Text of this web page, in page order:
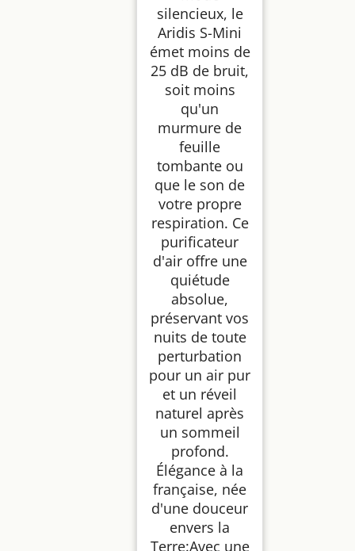
silencieux, le
Aridis S-Mini
émet moins de
25 dB de bruit,
soit moins
qu'un
murmure de
feuille
tombante ou
que le son de
votre propre
respiration. Ce
purificateur
d'air offre une
quiétude
absolue,
préservant vos
nuits de toute
perturbation
pour un air pur
et un réveil
naturel après
un sommeil
profond.
Élégance à la
française, née
d'une douceur
envers la
Terre:Avec une